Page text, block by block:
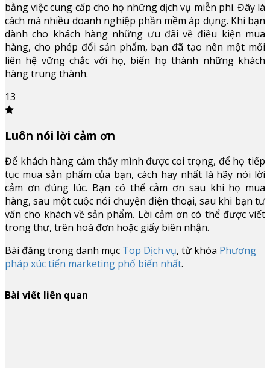
bằng việc cung cấp cho họ những dịch vụ miễn phí. Đây là
cách mà nhiều doanh nghiệp phần mềm áp dụng. Khi bạn
dành cho khách hàng những ưu đãi về điều kiện mua
hàng, cho phép đổi sản phẩm, bạn đã tạo nên một mối
liên hệ vững chắc với họ, biến họ thành những khách
hàng trung thành.
13
Luôn nói lời cảm ơn
Để khách hàng cảm thấy mình được coi trọng, để họ tiếp
tục mua sản phẩm của bạn, cách hay nhất là hãy nói lời
cảm ơn đúng lúc. Bạn có thể cảm ơn sau khi họ mua
hàng, sau một cuộc nói chuyện điện thoại, sau khi bạn tư
vấn cho khách về sản phẩm. Lời cảm ơn có thể được viết
trong thư, trên hoá đơn hoặc giấy biên nhận.
Bài đăng trong danh mục Top Dịch vụ, từ khóa Phương
pháp xúc tiến marketing phổ biến nhất.
Bài viết liên quan